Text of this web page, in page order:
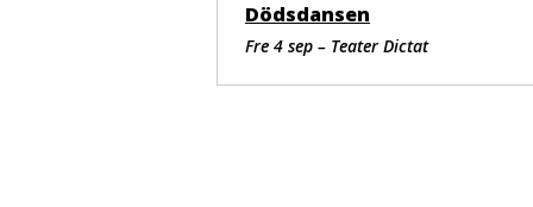
Dödsdansen
Fre 4 sep – Teater Dictat